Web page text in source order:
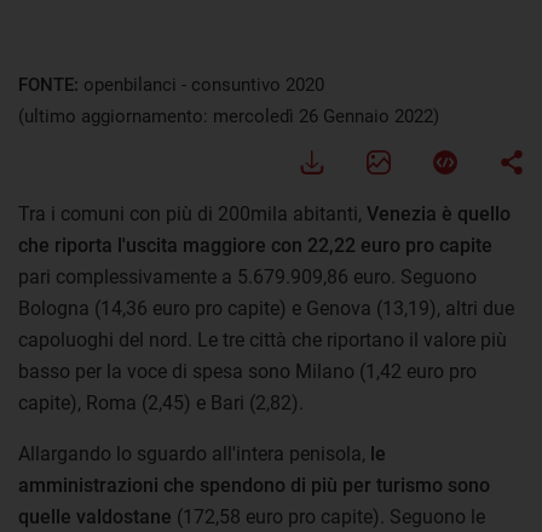
FONTE: openbilanci - consuntivo 2020
(ultimo aggiornamento: mercoledì 26 Gennaio 2022)
Tra i comuni con più di 200mila abitanti, Venezia è quello
che riporta l'uscita maggiore con 22,22 euro pro capite
pari complessivamente a 5.679.909,86 euro. Seguono
Bologna (14,36 euro pro capite) e Genova (13,19), altri due
capoluoghi del nord. Le tre città che riportano il valore più
basso per la voce di spesa sono Milano (1,42 euro pro
capite), Roma (2,45) e Bari (2,82).
Allargando lo sguardo all'intera penisola, le
amministrazioni che spendono di più per turismo sono
quelle valdostane (172,58 euro pro capite). Seguono le